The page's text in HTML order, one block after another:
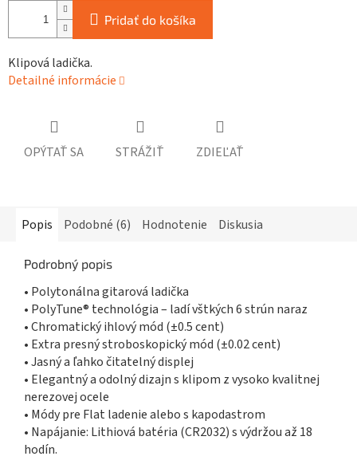
Pridať do košíka
Klipová ladička.
Detailné informácie
OPÝTAŤ SA STRÁŽIŤ ZDIEĽAŤ
Popis Podobné (6) Hodnotenie Diskusia
Podrobný popis
• Polytonálna gitarová ladička
• PolyTune® technológia – ladí vštkých 6 strún naraz
• Chromatický ihlový mód (±0.5 cent)
• Extra presný stroboskopický mód (±0.02 cent)
• Jasný a ľahko čitatelný displej
• Elegantný a odolný dizajn s klipom z vysoko kvalitnej
nerezovej ocele
• Módy pre Flat ladenie alebo s kapodastrom
• Napájanie: Lithiová batéria (CR2032) s výdržou až 18
hodín.